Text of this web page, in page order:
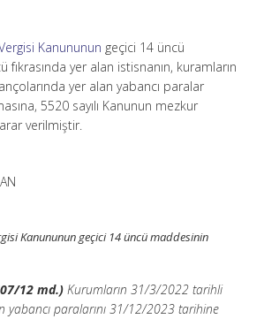
Kanununun geçici 14 üncü
yer alan istisnanın, kuramların
yer alan yabancı paralar
5520 sayılı Kanunun mezkur
verilmiştir.
Kanununun geçici 14 üncü maddesinin
12 md.) Kurumların 31/3/2022 tarihli
yabancı paralarını 31/12/2023 tarihine